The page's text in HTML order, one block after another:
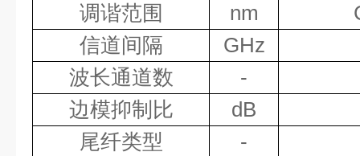
调谐范围
nm
信道间隔
GHz
波长通道数
-
边模抑制比
dB
尾纤类型
-